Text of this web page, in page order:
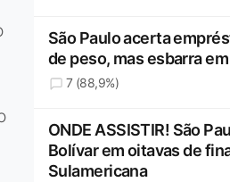
São Paulo acerta
de peso, mas esbarra
7 (88,9%)
ONDE ASSISTIR! São
Bolívar em oitavas de
Sulamericana